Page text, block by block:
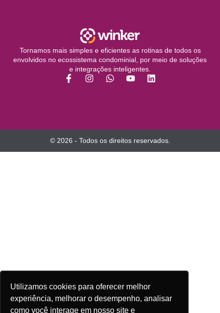
Utilizamos cookies para oferecer melhor
experiência, melhorar o desempenho, analisar
como você interage em nosso site e
Tornamos mais simples e eficientes as rotinas de todos os
envolvidos no ecossistema condominial, por meio de soluções
e integrações inteligentes.
© 2026 - Todos os direitos reservados.